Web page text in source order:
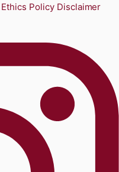
Ethics Policy Disclaimer